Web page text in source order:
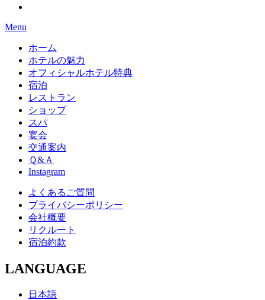
Menu
ホーム
ホテルの魅力
オフィシャルホテル特典
宿泊
レストラン
ショップ
スパ
宴会
交通案内
Ｑ&Ａ
Instagram
よくあるご質問
プライバシーポリシー
会社概要
リクルート
宿泊約款
LANGUAGE
日本語